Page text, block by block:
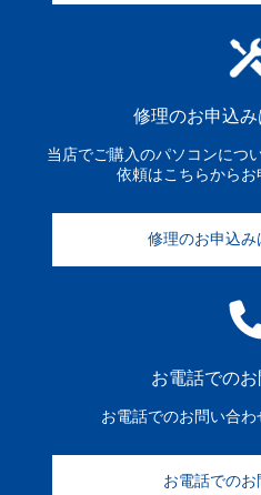
修理のお申込
当店でご購入のパソコンにつ
依頼はこちらからお
修理のお申込み
お電話での
お電話でのお問い合
お電話での